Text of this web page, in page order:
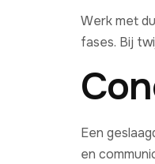
Werk met
fases. Bij
Een
en